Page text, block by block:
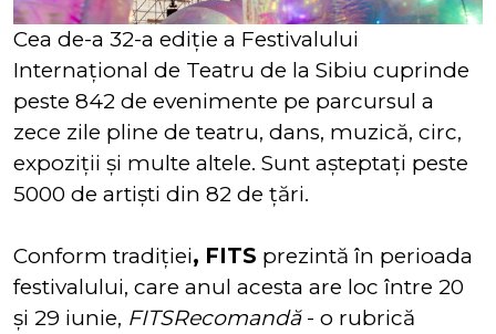
Cea de-a 32-a ediţie a Festivalului
Internaţional de Teatru de la Sibiu cuprinde
peste 842 de evenimente pe parcursul a
zece zile pline de teatru, dans, muzică, circ,
expoziţii şi multe altele. Sunt aşteptaţi peste
5000 de artişti din 82 de ţări.
Conform tradiției, FITS prezintă în perioada
festivalului, care anul acesta are loc între 20
și 29 iunie, FITSRecomandă- o rubrică